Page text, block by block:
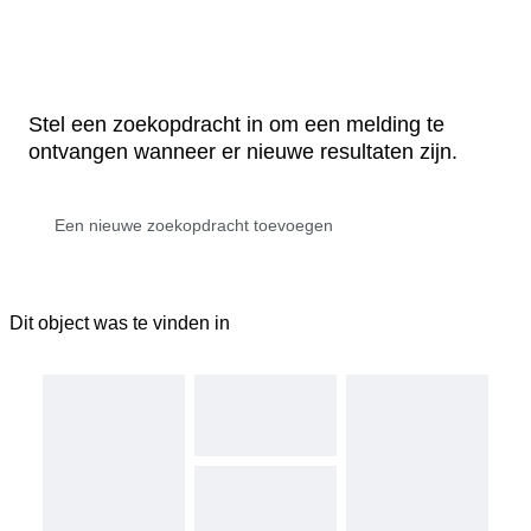
Stel een zoekopdracht in om een melding te
ontvangen wanneer er nieuwe resultaten zijn.
Dit object was te vinden in